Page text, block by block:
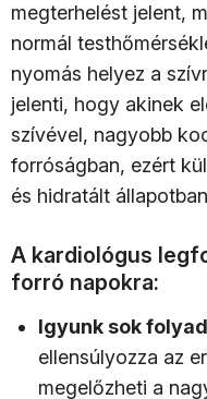
megterhelést jelent,
normál
nyomás helyez a
jelenti, hogy akinek
szívével, nagyobb
forróságban, ezért
és hidratált
A kardiológus
forró napokra:
Igyunk sok
ellensúlyozza az
megelőzheti a